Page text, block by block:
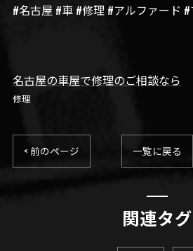
#名古屋 #車 #修理 #アルファード
名古屋の車屋で修理のご相談なら
修理
< 前のページ 一覧に戻る
関連タグ